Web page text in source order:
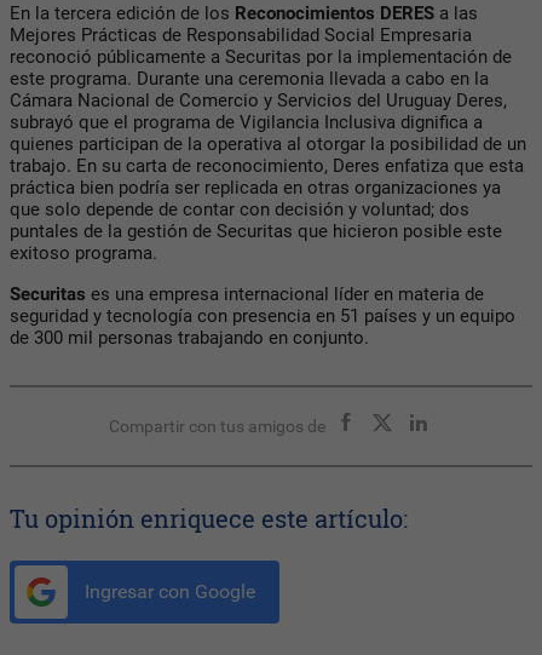
En la tercera edición de los Reconocimientos DERES a las
Mejores Prácticas de Responsabilidad Social Empresaria
reconoció públicamente a Securitas por la implementación de
este programa. Durante una ceremonia llevada a cabo en la
Cámara Nacional de Comercio y Servicios del Uruguay Deres,
subrayó que el programa de Vigilancia Inclusiva dignifica a
quienes participan de la operativa al otorgar la posibilidad de un
trabajo. En su carta de reconocimiento, Deres enfatiza que esta
práctica bien podría ser replicada en otras organizaciones ya
que solo depende de contar con decisión y voluntad; dos
puntales de la gestión de Securitas que hicieron posible este
exitoso programa.
Securitas es una empresa internacional líder en materia de
seguridad y tecnología con presencia en 51 países y un equipo
de 300 mil personas trabajando en conjunto.
Compartir con tus amigos de
Tu opinión enriquece este artículo:
Ingresar con Google